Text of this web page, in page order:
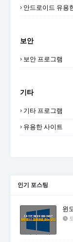
안드로이드 유용
보안
보안 프로그램
기타
기타 프로그램
유용한 사이트
인기 포스팅
윈